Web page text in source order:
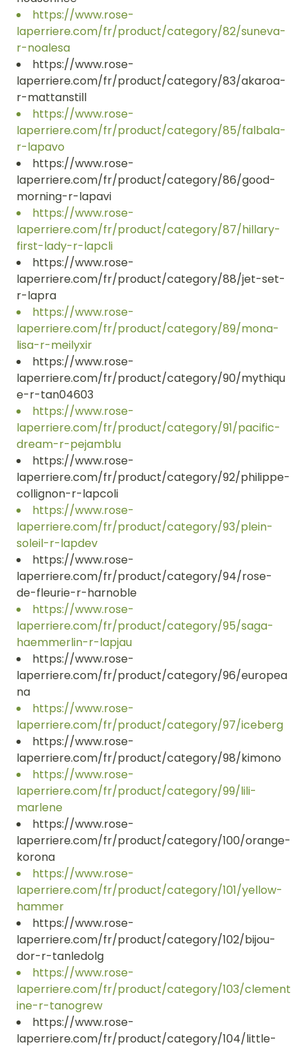
https://www.rose-
laperriere.com/fr/product/category/82/suneva-
r-noalesa
https://www.rose-
laperriere.com/fr/product/category/83/akaroa-
r-mattanstill
https://www.rose-
laperriere.com/fr/product/category/85/falbala-
r-lapavo
https://www.rose-
laperriere.com/fr/product/category/86/good-
morning-r-lapavi
https://www.rose-
laperriere.com/fr/product/category/87/hillary-
first-lady-r-lapcli
https://www.rose-
laperriere.com/fr/product/category/88/jet-set-
r-lapra
https://www.rose-
laperriere.com/fr/product/category/89/mona-
lisa-r-meilyxir
https://www.rose-
laperriere.com/fr/product/category/90/mythiqu
e-r-tan04603
https://www.rose-
laperriere.com/fr/product/category/91/pacific-
dream-r-pejamblu
https://www.rose-
laperriere.com/fr/product/category/92/philippe-
collignon-r-lapcoli
https://www.rose-
laperriere.com/fr/product/category/93/plein-
soleil-r-lapdev
https://www.rose-
laperriere.com/fr/product/category/94/rose-
de-fleurie-r-harnoble
https://www.rose-
laperriere.com/fr/product/category/95/saga-
haemmerlin-r-lapjau
https://www.rose-
laperriere.com/fr/product/category/96/europea
na
https://www.rose-
laperriere.com/fr/product/category/97/iceberg
https://www.rose-
laperriere.com/fr/product/category/98/kimono
https://www.rose-
laperriere.com/fr/product/category/99/lili-
marlene
https://www.rose-
laperriere.com/fr/product/category/100/orange-
korona
https://www.rose-
laperriere.com/fr/product/category/101/yellow-
hammer
https://www.rose-
laperriere.com/fr/product/category/102/bijou-
dor-r-tanledolg
https://www.rose-
laperriere.com/fr/product/category/103/clement
ine-r-tanogrew
https://www.rose-
laperriere.com/fr/product/category/104/little-